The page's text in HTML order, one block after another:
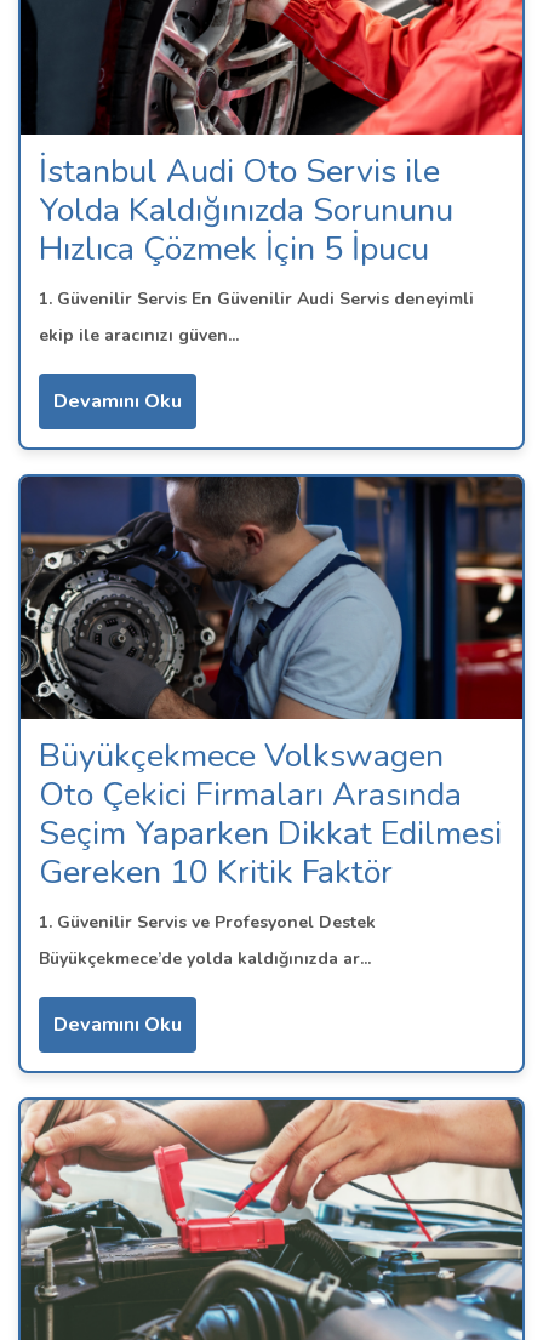
İstanbul Audi Oto Servis ile
Yolda Kaldığınızda Sorununu
Hızlıca Çözmek İçin 5 İpucu
1. Güvenilir Servis En Güvenilir Audi Servis deneyimli
ekip ile aracınızı güven...
Devamını Oku
Büyükçekmece Volkswagen
Oto Çekici Firmaları Arasında
Seçim Yaparken Dikkat Edilmesi
Gereken 10 Kritik Faktör
1. Güvenilir Servis ve Profesyonel Destek
Büyükçekmece’de yolda kaldığınızda ar...
Devamını Oku